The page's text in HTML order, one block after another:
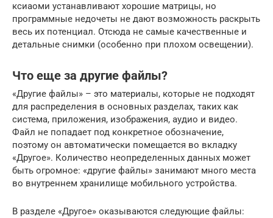
ксиаоми устанавливают хорошие матрицы, но
программные недочеты не дают возможность раскрыть
весь их потенциал. Отсюда не самые качественные и
детальные снимки (особенно при плохом освещении).
Что еще за другие файлы?
«Другие файлы» – это материалы, которые не подходят
для распределения в основных разделах, таких как
система, приложения, изображения, аудио и видео.
Файл не попадает под конкретное обозначение,
поэтому он автоматически помещается во вкладку
«Другое». Количество неопределенных данных может
быть огромное: «другие файлы» занимают много места
во внутреннем хранилище мобильного устройства.
В разделе «Другое» оказываются следующие файлы: